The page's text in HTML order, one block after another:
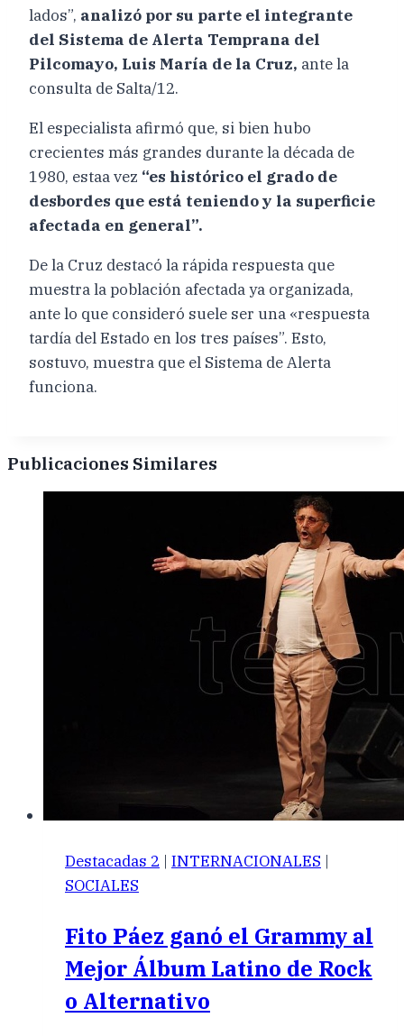
lados”, analizó por su parte el integrante
del Sistema de Alerta Temprana del
Pilcomayo, Luis María de la Cruz, ante la
consulta de Salta/12.
El especialista afirmó que, si bien hubo
crecientes más grandes durante la década de
1980, estaa vez “es histórico el grado de
desbordes que está teniendo y la superficie
afectada en general”.
De la Cruz destacó la rápida respuesta que
muestra la población afectada ya organizada,
ante lo que consideró suele ser una «respuesta
tardía del Estado en los tres países”. Esto,
sostuvo, muestra que el Sistema de Alerta
funciona.
Publicaciones Similares
Destacadas 2 | INTERNACIONALES |
SOCIALES
Fito Páez ganó el Grammy al
Mejor Álbum Latino de Rock
o Alternativo